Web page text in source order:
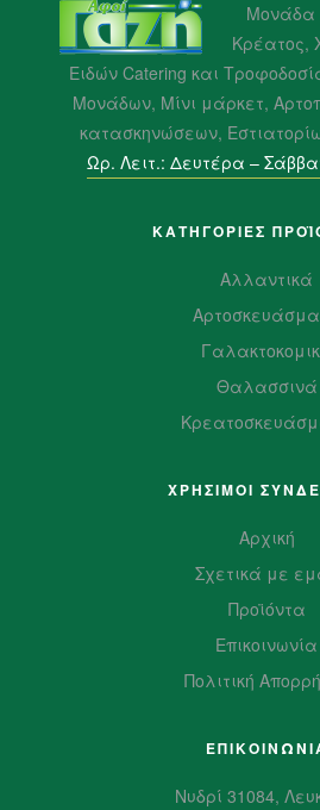
Μονάδα
Κρέατος,
Ειδών Catering και
Μονάδων, Μίνι μάρκετ,
κατασκηνώσεων,
Ωρ. Λειτ.: Δευτέρα –
ΚΑΤΗΓΟΡΙΕΣ
Αλλαντικά
Θαλασσινά
ΧΡΗΣΙΜΟΙ
Αρχική
Σχετικά με
Προϊόντα
Επικοινωνία
Πολιτική
Νυδρί 31084,